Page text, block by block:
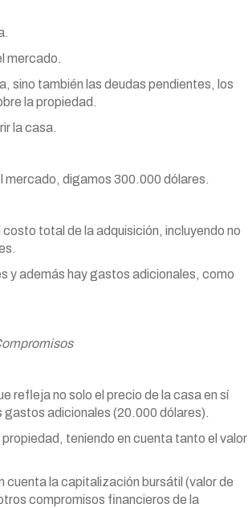
mercado.
sino también las deudas pendientes, los
la propiedad.
la casa.
mercado, digamos 300.000 dólares.
total de la adquisición, incluyendo no
y además hay gastos adicionales, como
refleja no solo el precio de la casa en sí
gastos adicionales (20.000 dólares).
teniendo en cuenta tanto el valor
cuenta la capitalización bursátil (valor de
compromisos financieros de la